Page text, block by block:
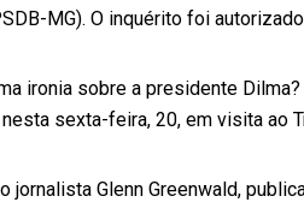
MG). O inquérito foi
ironia sobre a presidente
sexta-feira, 20, em visita ao
jornalista Glenn Greenwald,